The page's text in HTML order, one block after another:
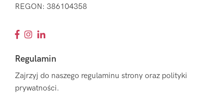
REGON: 386104358
Regulamin
Zajrzyj do naszego regulaminu strony oraz polityki
prywatności.